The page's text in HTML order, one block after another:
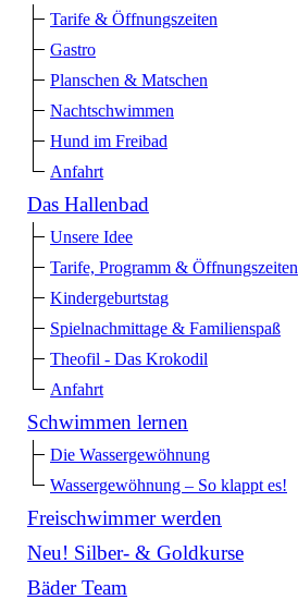
Tarife & Öffnungszeiten
Gastro
Planschen & Matschen
Nachtschwimmen
Hund im Freibad
Anfahrt
Das Hallenbad
Unsere Idee
Tarife, Programm & Öffnungszeiten
Kindergeburtstag
Spielnachmittage & Familienspaß
Theofil - Das Krokodil
Anfahrt
Schwimmen lernen
Die Wassergewöhnung
Wassergewöhnung – So klappt es!
Freischwimmer werden
Neu! Silber- & Goldkurse
Bäder Team